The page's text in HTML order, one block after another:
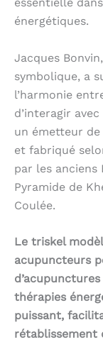
énergétiques.
Jacques
symbolique, a
l’harmonie
d’interagir
un émetteur de
et fabriqué
par les
Pyramide de
Coulée.
Le triskel
acupuncteurs
thérapies
puissant,
rétablissement